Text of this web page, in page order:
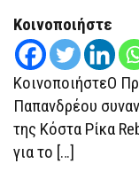
Κοινοποιήστε
ΚοινοποιήστεΟ
Παπανδρέου
της Κόστα Ρίκα
για το […]